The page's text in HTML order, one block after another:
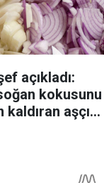
açıkladı:
kokusunu
kaldıran aşçı